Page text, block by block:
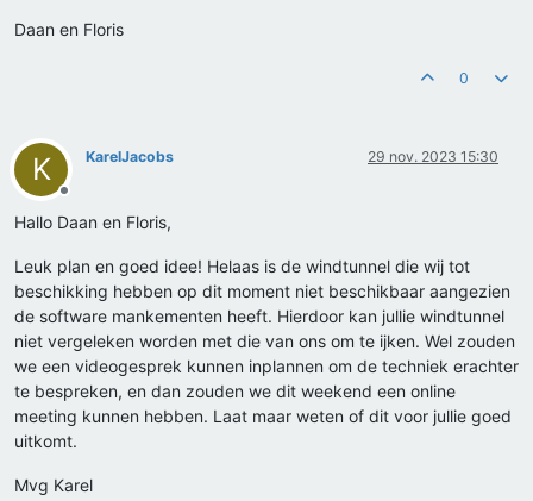
Daan en Floris
0
K
Offline
KarelJacobs 29 nov. 2023 15:30
Hallo Daan en Floris,
Leuk plan en goed idee! Helaas is de windtunnel die wij tot
beschikking hebben op dit moment niet beschikbaar aangezien
de software mankementen heeft. Hierdoor kan jullie windtunnel
niet vergeleken worden met die van ons om te ijken. Wel zouden
we een videogesprek kunnen inplannen om de techniek erachter
te bespreken, en dan zouden we dit weekend een online
meeting kunnen hebben. Laat maar weten of dit voor jullie goed
uitkomt.
Mvg Karel